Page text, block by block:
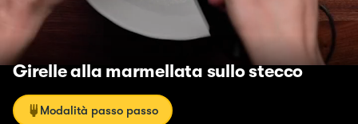
Girelle alla marmellata sullo stecco
Modalità passo passo